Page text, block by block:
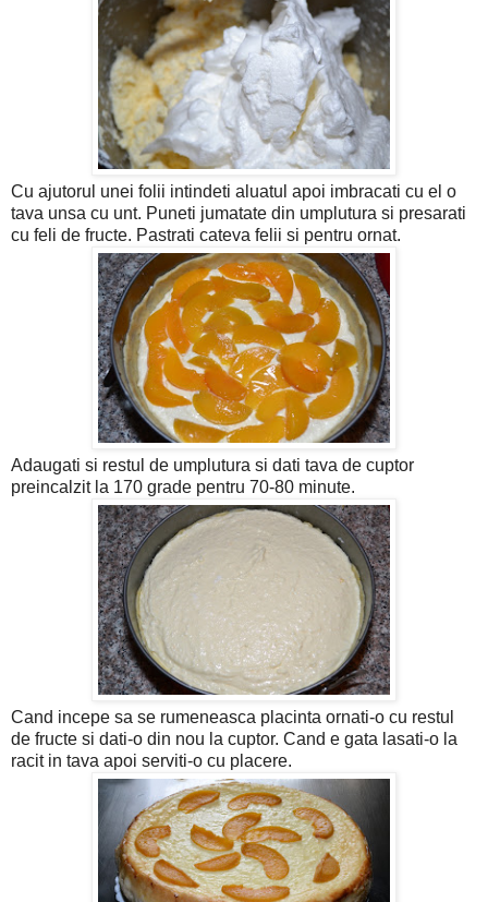
Cu ajutorul unei folii intindeti aluatul apoi imbracati cu el o
tava unsa cu unt. Puneti jumatate din umplutura si presarati
cu feli de fructe. Pastrati cateva felii si pentru ornat.
Adaugati si restul de umplutura si dati tava de cuptor
preincalzit la 170 grade pentru 70-80 minute.
Cand incepe sa se rumeneasca placinta ornati-o cu restul
de fructe si dati-o din nou la cuptor. Cand e gata lasati-o la
racit in tava apoi serviti-o cu placere.